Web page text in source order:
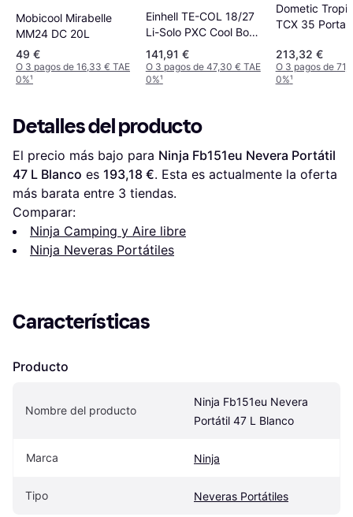
Mobicool Mirabelle
MM24 DC 20L
49 €
O 3 pagos de 16,33 € TAE
0%¹
Einhell TE-COL 18/27
Li-Solo PXC Cool Box
27L Red/Black
141,91 €
O 3 pagos de 47,30 € TAE
0%¹
Dometic
TCX 35
Black/Gray
213,32 €
O 3 pagos de
0%¹
Detalles del producto
El precio más bajo para Ninja Fb151eu Nevera Portátil
47 L Blanco es 193,18 €. Esta es actualmente la oferta
más barata entre 3 tiendas.
Comparar:
Ninja Camping y Aire libre
Ninja Neveras Portátiles
Características
Producto
Nombre del producto
Ninja Fb151eu Nevera
Portátil 47 L Blanco
Marca Ninja
Tipo Neveras Portátiles